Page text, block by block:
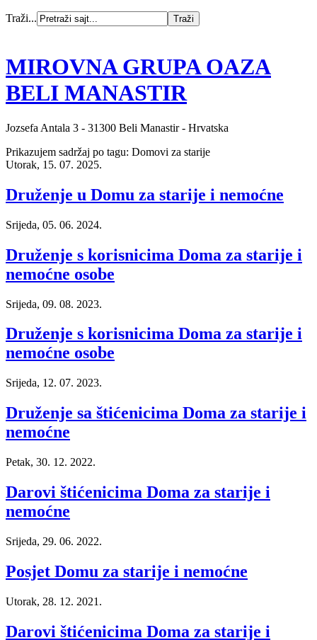
Traži...
MIROVNA GRUPA OAZA
BELI MANASTIR
Jozsefa Antala 3 - 31300 Beli Manastir - Hrvatska
Prikazujem sadržaj po tagu: Domovi za starije
Utorak, 15. 07. 2025.
Druženje u Domu za starije i nemoćne
Srijeda, 05. 06. 2024.
Druženje s korisnicima Doma za starije i
nemoćne osobe
Srijeda, 09. 08. 2023.
Druženje s korisnicima Doma za starije i
nemoćne osobe
Srijeda, 12. 07. 2023.
Druženje sa štićenicima Doma za starije i
nemoćne
Petak, 30. 12. 2022.
Darovi štićenicima Doma za starije i
nemoćne
Srijeda, 29. 06. 2022.
Posjet Domu za starije i nemoćne
Utorak, 28. 12. 2021.
Darovi štićenicima Doma za starije i